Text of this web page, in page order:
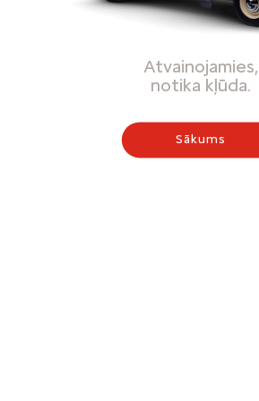
Atvainojamies,
notika kļūda.
Sākums